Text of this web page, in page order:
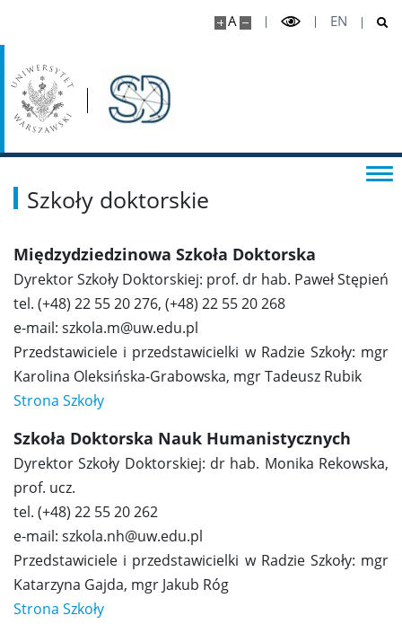
A EN
Szkoły doktorskie
Przestrzenie doktoranckie
Postępowanie w sprawie nadania stopnia doktora
(wszczęte po 30.09.2019)
Pomoc materialna
Pakiety medyczne
Pomoc psychologiczna
Pomoc prawna
Badania
Szkoły doktorskie
Międzydziedzinowa Szkoła Doktorska
Dyrektor Szkoły Doktorskiej: prof. dr hab. Paweł Stępień
tel. (+48) 22 55 20 276, (+48) 22 55 20 268
e-mail: szkola.m@uw.edu.pl
Przedstawiciele i przedstawicielki w Radzie Szkoły: mgr
Karolina Oleksińska-Grabowska, mgr Tadeusz Rubik
Strona Szkoły
Szkoła Doktorska Nauk Humanistycznych
Dyrektor Szkoły Doktorskiej: dr hab. Monika Rekowska,
prof. ucz.
tel. (+48) 22 55 20 262
e-mail: szkola.nh@uw.edu.pl
Przedstawiciele i przedstawicielki w Radzie Szkoły: mgr
Katarzyna Gajda, mgr Jakub Róg
Strona Szkoły